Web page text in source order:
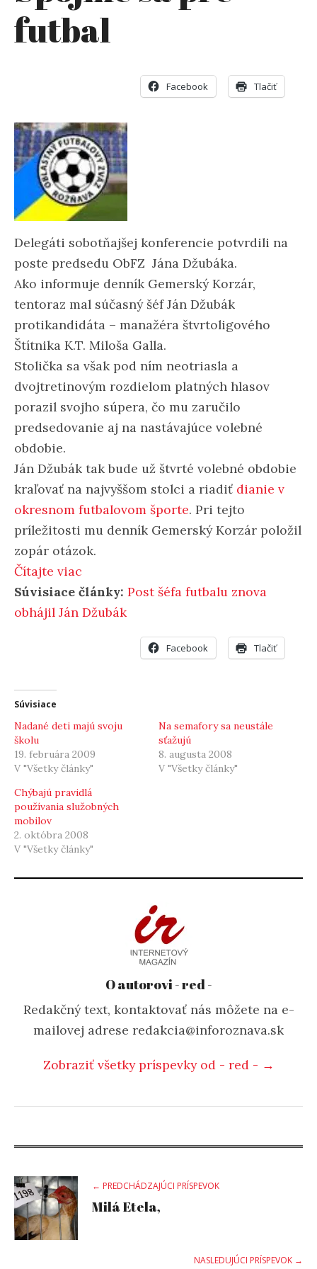
futbal
Facebook Tlačiť
Delegáti sobotňajšej konferencie potvrdili na
poste predsedu ObFZ Jána Džubáka.
Ako informuje denník Gemerský Korzár,
tentoraz mal súčasný šéf Ján Džubák
protikandidáta – manažéra štvrtoligového
Štítnika K.T. Miloša Galla.
Stolička sa však pod ním neotriasla a
dvojtretinovým rozdielom platných hlasov
porazil svojho súpera, čo mu zaručilo
predsedovanie aj na nastávajúce volebné
obdobie.
Ján Džubák tak bude už štvrté volebné obdobie
kraľovať na najvyššom stolci a riadiť dianie v
okresnom futbalovom športe. Pri tejto
príležitosti mu denník Gemerský Korzár položil
zopár otázok.
Čítajte viac
Súvisiace články: Post šéfa futbalu znova
obhájil Ján Džubák
Facebook Tlačiť
Súvisiace
Nadané deti majú svoju
školu
19. februára 2009
V "Všetky články"
Na semafory sa neustále
sťažujú
8. augusta 2008
V "Všetky články"
Chýbajú pravidlá
používania služobných
mobilov
2. októbra 2008
V "Všetky články"
O autorovi - red -
Redakčný text, kontaktovať nás môžete na e-
mailovej adrese redakcia@inforoznava.sk
Zobraziť všetky príspevky od - red - →
Post
navigation
← PREDCHÁDZAJÚCI PRÍSPEVOK
Milá Etela,
NASLEDUJÚCI PRÍSPEVOK →